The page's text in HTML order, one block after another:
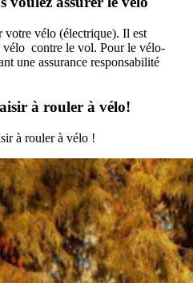
votre vélo (électrique). Il est
vélo contre le vol. Pour le vélo-
une assurance responsabilité
à rouler à vélo!
à rouler à vélo !